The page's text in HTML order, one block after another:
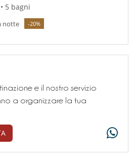
5 bagni
notte -20%
e il nostro servizio
a organizzare la tua